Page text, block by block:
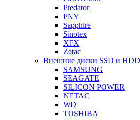
Predator
PNY
Sapphire
Sinotex
XFX
Zotac
Внешние диски SSD и HDD
SAMSUNG
SEAGATE
SILICON POWER
NETAC
WD
TOSHIBA